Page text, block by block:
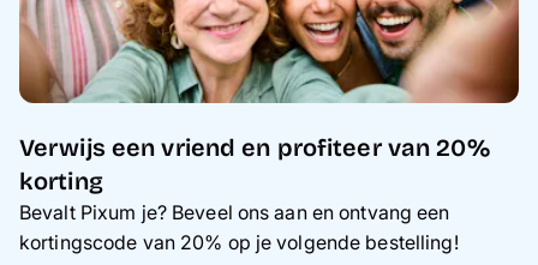
Verwijs een vriend en profiteer van 20%
korting
Bevalt Pixum je? Beveel ons aan en ontvang een
kortingscode van 20% op je volgende bestelling!